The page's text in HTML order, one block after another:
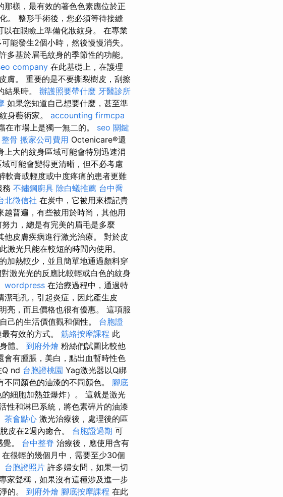
那樣，最有效的著色色素應位於正
。 整形手術後，您必須等待接縫
在眼瞼上準備化妝紋身。 在專業
能發生2個小時，然後慢慢消失。
基於眉毛紋身的季節性的功能。
company 在此基礎上，在護理
膚。 重要的是不要撕裂樹皮，刮擦
結果時。 辦護照要帶什麼 牙醫診所
如果您知道自己想要什麼，甚至準
身藝術家。 accounting firmcpa
市場上是獨一無二的。 seo 關鍵
骨 搬家公司費用 Octenicare®還
上大的紋身區域可能會特別迅速消
可能會變得更清晰，但不必考慮
軟膏或輕度或中度疼痛的患者更難
務 不鏽鋼廚具 除白蟻推薦 台中喬
北徵信社 在炭中，它被用來標記貴
越普遍，有些被用於時尚，其他用
力，總是有完美的眉毛是多麼
皮膚疾病進行激光治療。 對於皮
激光只能在較短的時間內使用。
加熱較少，並且簡單地通過顏料穿
激光光的反應比較輕或白色的紋身
wordpress 在治療過程中，通過特
潔毛孔，引起炎症，因此產生皮
亮，而且價格也很有優惠。 這項服
己的生活價值觀和個性。 台胞證
有效的方式。 筋絡按摩課程 此
體。 到府外燴 粉絲們試圖比較他
會有腫脹，美白，點出血暫時性色
Q nd 台胞證桃園 Yag激光器以Q綁
不同顏色的油漆的不同顏色。 腳底
細胞加熱並爆炸）。 這就是激光
性和淋巴系統，將色素碎片的油漆
茶會點心 激光治療後，處理後的區
皮在2週內癒合。 台胞證過期 可
。 台中整脊 治療後，應使用含有
在很輕的幾個月中，需要至少30個
台胞證照片 許多婦女問，如果一切
家聲稱，如果沒有這種涉及進一步
的。 到府外燴 腳底按摩課程 在此